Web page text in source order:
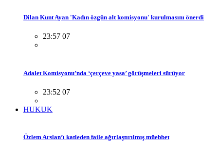
Dilan Kunt Ayan 'Kadın özgün alt komisyonu' kurulmasını önerdi
23:57 07
Adalet Komisyonu’nda ‘çerçeve yasa’ görüşmeleri sürüyor
23:52 07
HUKUK
Özlem Arslan’ı katleden faile ağırlaştırılmış müebbet